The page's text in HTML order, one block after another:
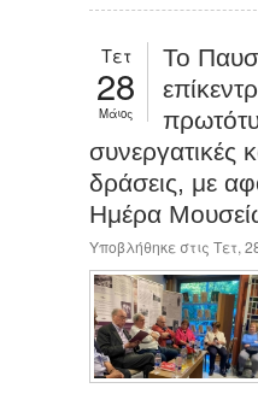
Τετ
28
Μάιος
Το
συνεργατικές
δράσεις, με
Ημέρα
Υποβλήθηκε στις Τετ,